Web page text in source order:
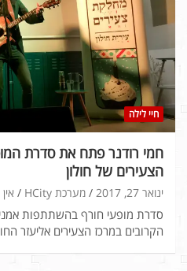
חיי לילה
חמי רודנר פתח את סדרת
הצעירים של חולון
ינואר 27, 2017 מערכת HCity
סדרת מופעי חורף בהשתתפות
הקרובים במרכז הצעירים אליעזר